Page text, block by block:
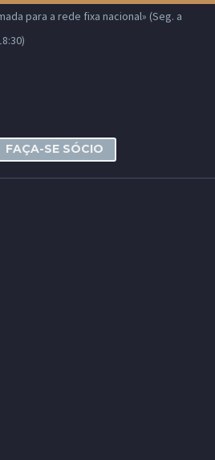
para a rede fixa nacional» (Seg. a
FAÇA-SE SÓCIO